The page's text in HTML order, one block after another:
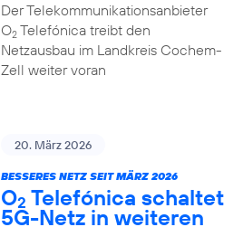
Der Telekommunikationsanbieter
O2Telefónica treibt den
Netzausbau im Landkreis Cochem-
Zell weiter voran
20. März 2026
BESSERES NETZ SEIT MÄRZ 2026
O2 Telefónica schaltet
5G-Netz in weiteren